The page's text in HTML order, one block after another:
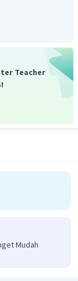
Teacher
Mudah